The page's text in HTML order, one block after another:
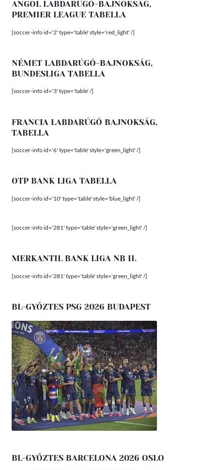
ANGOL LABDARÚGÓ-BAJNOKSÁG,
PREMIER LEAGUE TABELLA
[soccer-info id='2' type='table' style='red_light' /]
NÉMET LABDARÚGÓ-BAJNOKSÁG,
BUNDESLIGA TABELLA
[soccer-info id='3' type='table' /]
FRANCIA LABDARÚGÓ BAJNOKSÁG,
TABELLA
[soccer-info id='6' type='table' style='green_light' /]
OTP BANK LIGA TABELLA
[soccer-info id='10' type='table' style='blue_light' /]
[soccer-info id='281' type='table' style='green_light' /]
MERKANTIL BANK LIGA NB II.
[soccer-info id='281' type='table' style='green_light' /]
BL-GYŐZTES PSG 2026 BUDAPEST
BL-GYŐZTES BARCELONA 2026 OSLO